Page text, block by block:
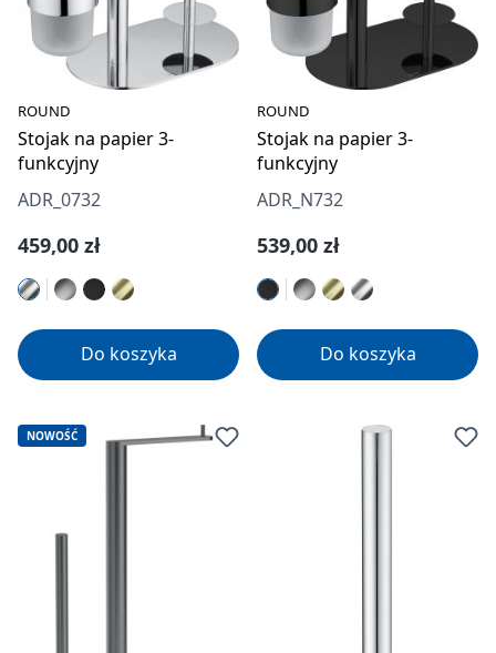
ROUND
Stojak na papier 3-
funkcyjny
ADR_0732
Cena regularna:
459,00 zł
Do koszyka
ROUND
Stojak na papier 3-
funkcyjny
ADR_N732
Cena regularna:
539,00 zł
Do koszyka
NOWOŚĆ